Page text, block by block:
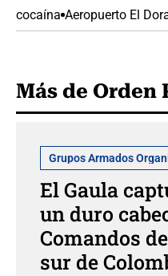
cocaína Aeropuerto El
Más de Orden
Grupos Armados
El Gaula
un duro
Comandos
sur de